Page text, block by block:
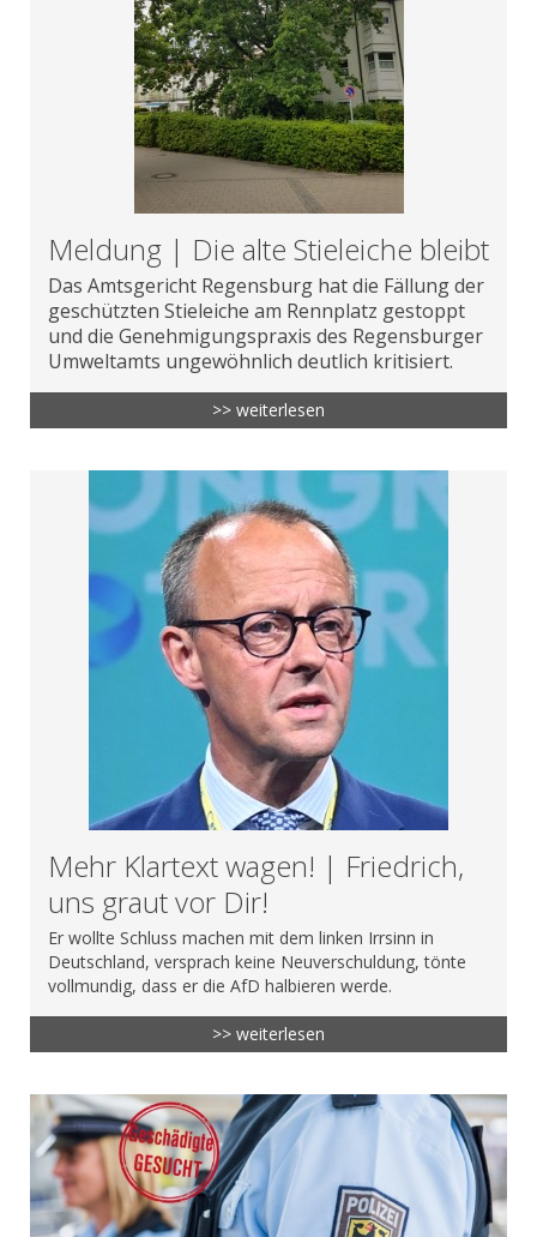
Meldung | Die alte Stieleiche bleibt
Das Amtsgericht Regensburg hat die Fällung der
geschützten Stieleiche am Rennplatz gestoppt
und die Genehmigungspraxis des Regensburger
Umweltamts ungewöhnlich deutlich kritisiert.
>> weiterlesen
Mehr Klartext wagen! | Friedrich,
uns graut vor Dir!
Er wollte Schluss machen mit dem linken Irrsinn in
Deutschland, versprach keine Neuverschuldung, tönte
vollmundig, dass er die AfD halbieren werde.
>> weiterlesen